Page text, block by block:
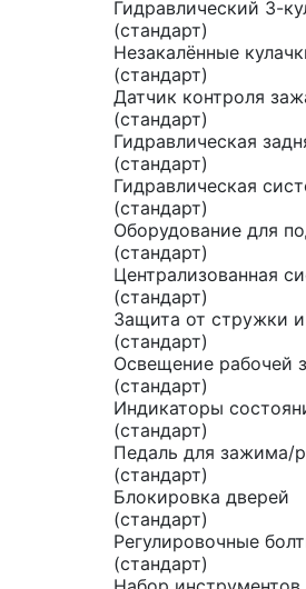
Гидравлический 3-
(стандарт)
Незакалённые
(стандарт)
Датчик контроля
(стандарт)
Гидравлическая
(стандарт)
Гидравлическая
(стандарт)
Оборудование для
(стандарт)
Централизованная
(стандарт)
Защита от стружки
(стандарт)
Освещение рабочей
(стандарт)
Индикаторы
(стандарт)
Педаль для зажима/
(стандарт)
Блокировка дверей
(стандарт)
Регулировочные
(стандарт)